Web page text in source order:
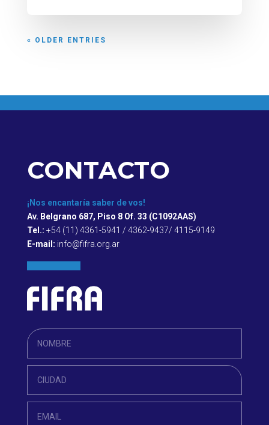
« OLDER ENTRIES
CONTACTO
¡Nos encantaría saber de vos!
Av. Belgrano 687, Piso 8 Of. 33 (C1092AAS)
Tel.: +54 (11) 4361-5941 / 4362-9437/ 4115-9149
E-mail: info@fifra.org.ar